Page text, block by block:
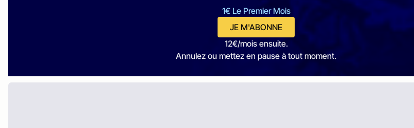
1€ Le Premier Mois
JE M'ABONNE
12€/mois ensuite.
Annulez ou mettez en pause à tout moment.